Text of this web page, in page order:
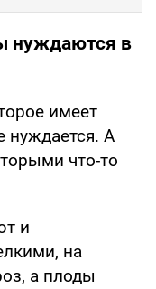
нуждаются в
имеет
нуждается. А
что-то
и
на
а плоды